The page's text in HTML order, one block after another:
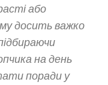
або
досить важко
на день
поради у